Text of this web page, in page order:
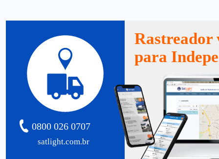
satlight.com.br
0800 026 0707
Rastreador
para